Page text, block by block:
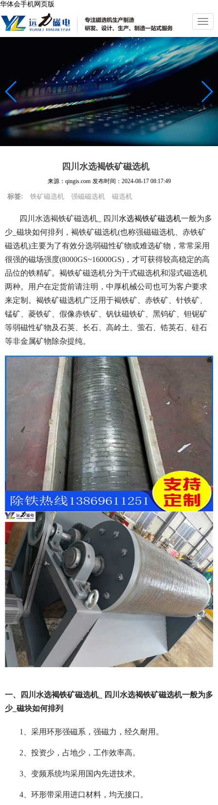
华体会手机网页版
切
换
导
航
四川水选褐铁矿磁选机
来源：qingis.com 发布时间： 2024-08-17 08:17:49
标签: 铁矿磁选机 强磁磁选机 磁选机
四川水选褐铁矿磁选机_ 四川 水选褐铁矿磁选机一般为多
少_磁块如何排列，褐铁矿磁选机(也称强磁磁选机、赤铁矿
磁选机)主要为了有效分选弱磁性矿物或难选矿物，常常采用
很强的磁场强度(8000GS~16000GS)，才可获得较高稳定的高
品位的铁精矿。褐铁矿磁选机分为干式磁选机和湿式磁选机
两种。用户在定货前请注明，中厚机械公司也可为客户要求
来定制。褐铁矿磁选机广泛用于褐铁矿、赤铁矿、针铁矿、
锰矿、菱铁矿、假像赤铁矿、钒钛磁铁矿、黑钨矿、钽铌矿
等弱磁性矿物及石英、长石、高岭土、萤石、锆英石、硅石
等非金属矿物除杂提纯。
一、四川水选褐铁矿磁选机_ 四川水选褐铁矿磁选机一般为多
少_磁块如何排列
1、采用环形强磁系，强磁力，经久耐用。
2、投资少，占地少，工作效率高。
3、变频系统均采用国内先进技术。
4、环形带采用进口材料，均无接口。